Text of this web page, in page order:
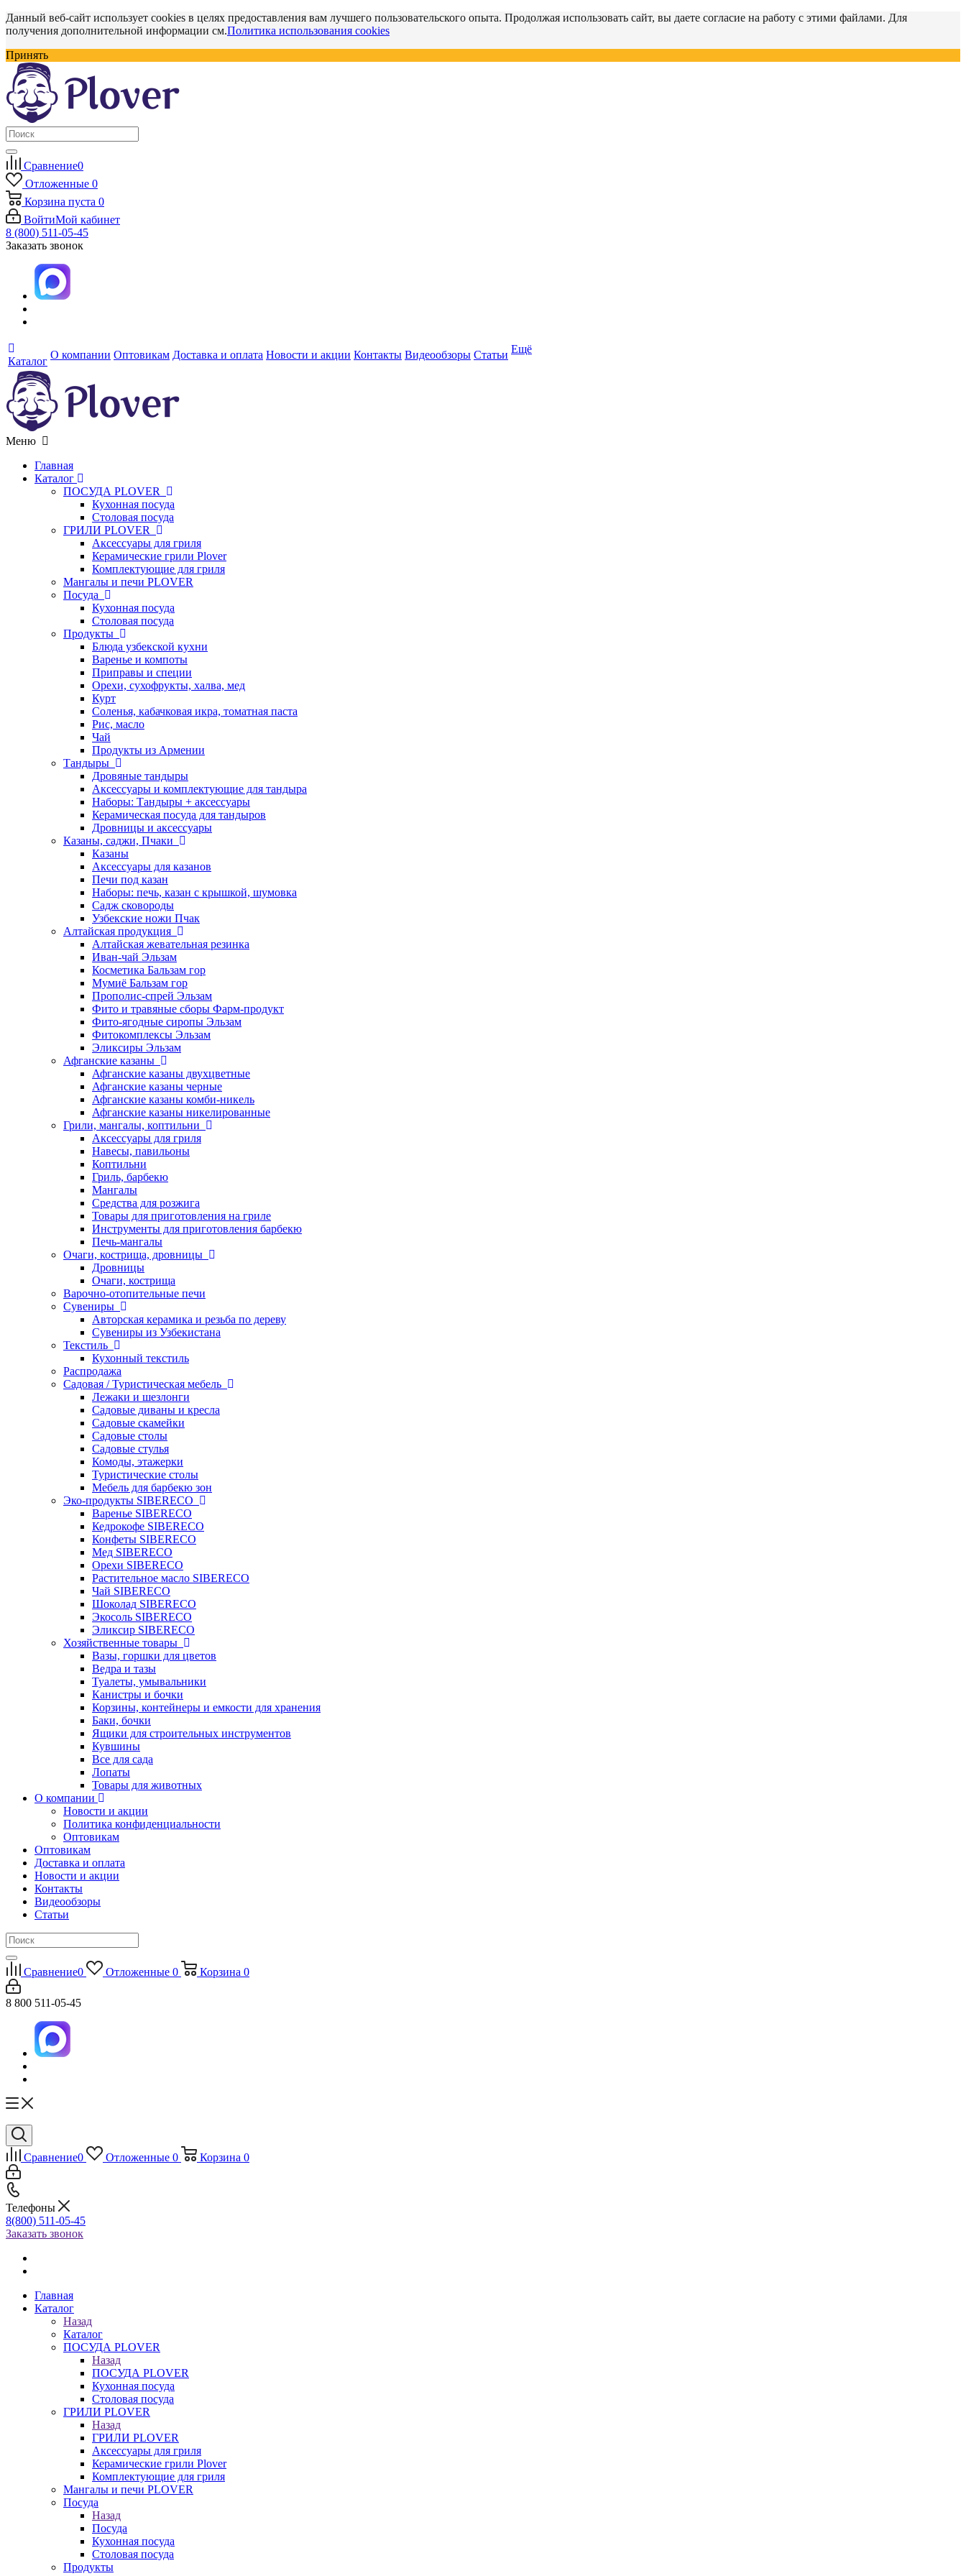
Данный веб-сайт использует cookies в целях предоставления вам лучшего пользовательского опыта. Продолжая использовать сайт, вы даете согласие на работу с этими файлами. Для
получения дополнительной информации см.Политика использования cookies
Принять
Сравнение0
Отложенные 0
Корзина пуста 0
ВойтиМой кабинет
8 (800) 511-05-45
Заказать звонок
Каталог
О компании Оптовикам Доставка и оплата Новости и акции Контакты Видеообзоры Статьи Ещё
Меню
Главная
Каталог
ПОСУДА PLOVER
Кухонная посуда
Столовая посуда
ГРИЛИ PLOVER
Аксессуары для гриля
Керамические грили Plover
Комплектующие для гриля
Мангалы и печи PLOVER
Посуда
Кухонная посуда
Столовая посуда
Продукты
Блюда узбекской кухни
Варенье и компоты
Приправы и специи
Орехи, сухофрукты, халва, мед
Курт
Соленья, кабачковая икра, томатная паста
Рис, масло
Чай
Продукты из Армении
Тандыры
Дровяные тандыры
Аксессуары и комплектующие для тандыра
Наборы: Тандыры + аксессуары
Керамическая посуда для тандыров
Дровницы и аксессуары
Казаны, саджи, Пчаки
Казаны
Аксессуары для казанов
Печи под казан
Наборы: печь, казан с крышкой, шумовка
Садж сковороды
Узбекские ножи Пчак
Алтайская продукция
Алтайская жевательная резинка
Иван-чай Эльзам
Косметика Бальзам гор
Мумиё Бальзам гор
Прополис-спрей Эльзам
Фито и травяные сборы Фарм-продукт
Фито-ягодные сиропы Эльзам
Фитокомплексы Эльзам
Эликсиры Эльзам
Афганские казаны
Афганские казаны двухцветные
Афганские казаны черные
Афганские казаны комби-никель
Афганские казаны никелированные
Грили, мангалы, коптильни
Аксессуары для гриля
Навесы, павильоны
Коптильни
Гриль, барбекю
Мангалы
Средства для розжига
Товары для приготовления на гриле
Инструменты для приготовления барбекю
Печь-мангалы
Очаги, кострища, дровницы
Дровницы
Очаги, кострища
Варочно-отопительные печи
Сувениры
Авторская керамика и резьба по дереву
Сувениры из Узбекистана
Текстиль
Кухонный текстиль
Распродажа
Садовая / Туристическая мебель
Лежаки и шезлонги
Садовые диваны и кресла
Садовые скамейки
Садовые столы
Садовые стулья
Комоды, этажерки
Туристические столы
Мебель для барбекю зон
Эко-продукты SIBERECO
Варенье SIBERECO
Кедрокофе SIBERECO
Конфеты SIBERECO
Мед SIBERECO
Орехи SIBERECO
Растительное масло SIBERECO
Чай SIBERECO
Шоколад SIBERECO
Экосоль SIBERECO
Эликсир SIBERECO
Хозяйственные товары
Вазы, горшки для цветов
Ведра и тазы
Туалеты, умывальники
Канистры и бочки
Корзины, контейнеры и емкости для хранения
Баки, бочки
Ящики для строительных инструментов
Кувшины
Все для сада
Лопаты
Товары для животных
О компании
Новости и акции
Политика конфиденциальности
Оптовикам
Оптовикам
Доставка и оплата
Новости и акции
Контакты
Видеообзоры
Статьи
Сравнение0 Отложенные 0 Корзина 0
8 800 511-05-45
Сравнение0 Отложенные 0 Корзина 0
Телефоны
8(800) 511-05-45
Заказать звонок
Главная
Каталог
Назад
Каталог
ПОСУДА PLOVER
Назад
ПОСУДА PLOVER
Кухонная посуда
Столовая посуда
ГРИЛИ PLOVER
Назад
ГРИЛИ PLOVER
Аксессуары для гриля
Керамические грили Plover
Комплектующие для гриля
Мангалы и печи PLOVER
Посуда
Назад
Посуда
Кухонная посуда
Столовая посуда
Продукты